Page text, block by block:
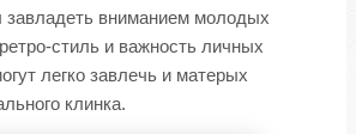
вниманием молодых
стиль и важность личных
легко завлечь и матерых
клинка.